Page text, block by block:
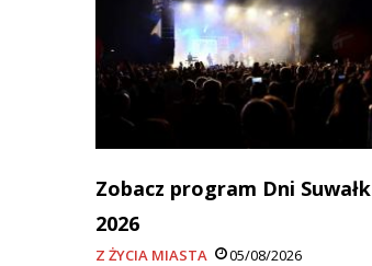
Zobacz program Dni Suwałk
2026
Z ŻYCIA MIASTA 05/08/2026